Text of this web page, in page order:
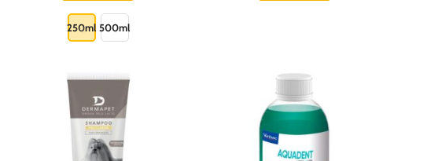
producto
tiene
variantes.
Las
opciones
se
pueden
250ml 500ml